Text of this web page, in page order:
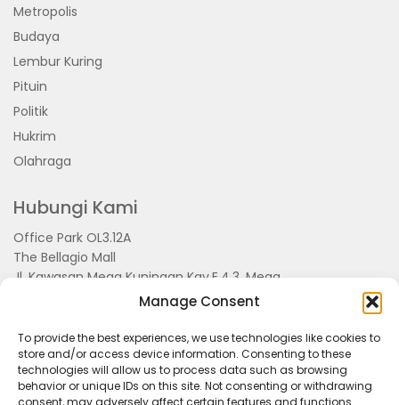
Manage Consent
To provide the best experiences, we use technologies like cookies to
store and/or access device information. Consenting to these
technologies will allow us to process data such as browsing
behavior or unique IDs on this site. Not consenting or withdrawing
consent, may adversely affect certain features and functions.
Metropolis
Budaya
Lembur Kuring
Pituin
Politik
Hukrim
Olahraga
Hubungi Kami
Office Park OL3.12A
The Bellagio Mall
Jl. Kawasan Mega Kuningan Kav.E.4.3, Mega
Kuningan, Kel. Kuningan Timur,
Kec.Setiabudi, Jakarta Selatan 15810